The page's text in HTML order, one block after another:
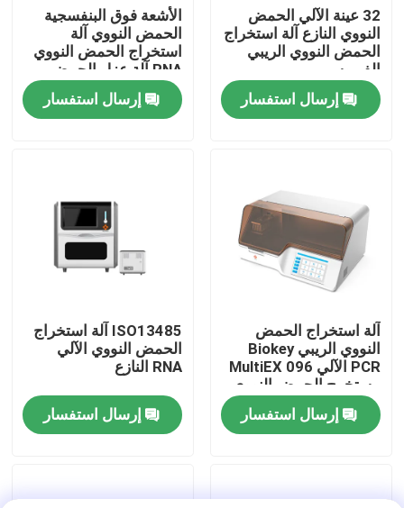
منتجات
أشرطة فيديو
معلومات عنا
جولة في المعمل
مراقبة الجودة
اتصل بنا
حالات
32 عينة الآلي الحمض
النووي النازع آلة استخراج
الحمض النووي الريبي
الفيروسي
إرسال استفسار
الأشعة فوق البنفسجية
الحمض النووي آلة
استخراج الحمض النووي
RNA آلة عزل الحمض
النووي CE
إرسال استفسار
آلة استخراج الحمض
النووي الريبي Biokey
PCR الآلي MultiEX 096
مستخرج الحمض النووي
إرسال استفسار
ISO13485 آلة استخراج
الحمض النووي الآلي
RNA النازع
إرسال استفسار